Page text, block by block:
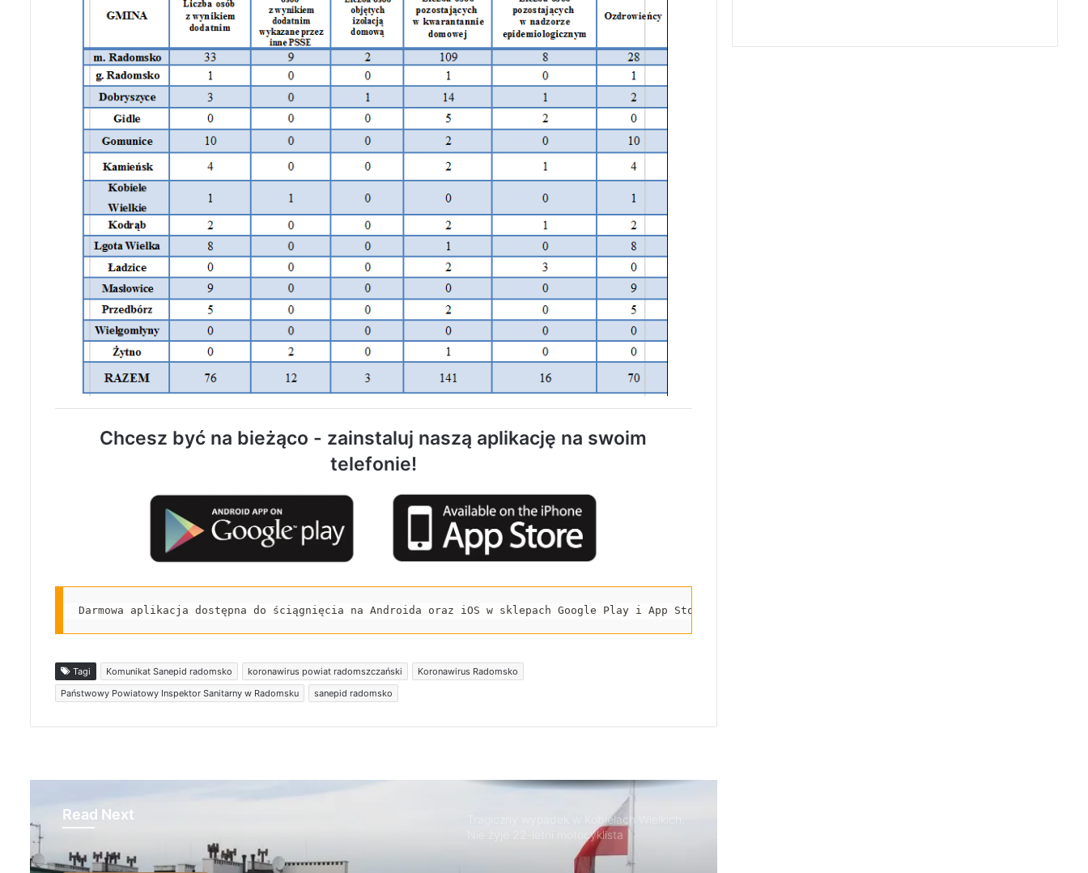
Chcesz być na bieżąco - zainstaluj naszą aplikację na swoim
telefonie!
Darmowa aplikacja dostępna do ściągnięcia na Androida oraz iOS w sklepach Google Play i App Store.
Tagi Komunikat Sanepid radomsko koronawirus powiat radomszczański
Koronawirus Radomsko
Państwowy Powiatowy Inspektor Sanitarny w Radomsku
sanepid radomsko
Read Next
Trwa remont przejazdów kolejowych.
Zmieniły się trasy autobusów MPK w
Radomsku
Rowerzystka ranna po zderzeniu z
Spowodował śmiertelny wypadek i uciekł z
miejsca zdarzenia. 32-latek trafił do
aresztu
Radomsku. Będą wykonywane
zaawansowane badania i zabiegi
Jubileuszowe Święto Miodu przyciągnęło
Tragiczny wypadek w Kobielach Wielkich.
Nie żyje 22-letni motocyklista